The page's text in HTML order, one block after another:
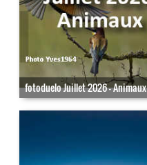
fotoduelo Juillet 2026 - Animaux